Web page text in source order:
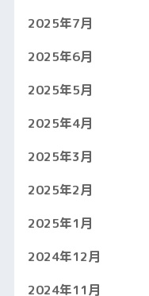
2025年7月
2025年6月
2025年5月
2025年4月
2025年3月
2025年2月
2025年1月
2024年12月
2024年11月